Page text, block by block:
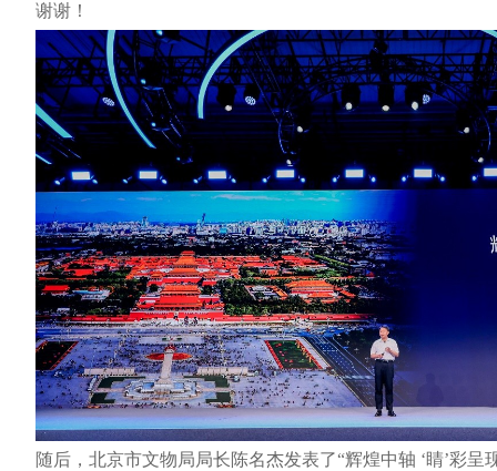
谢谢！
随后，北京市文物局局长陈名杰发表了“辉煌中轴 ‘睛’彩呈